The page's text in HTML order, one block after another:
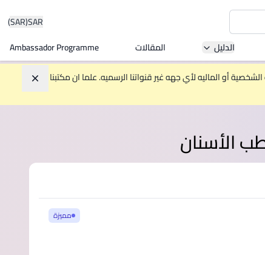
SAR
(SAR)
الدليل المقالات
Ambassador Programme
أو الماليه لأي جهه غير قنواتنا الرسميه. علما ان مكتبنا
تجاهل
الأسنان
مميزة